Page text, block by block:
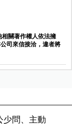
關著作權人依法擁
司來信接洽，違者將
少問、主動